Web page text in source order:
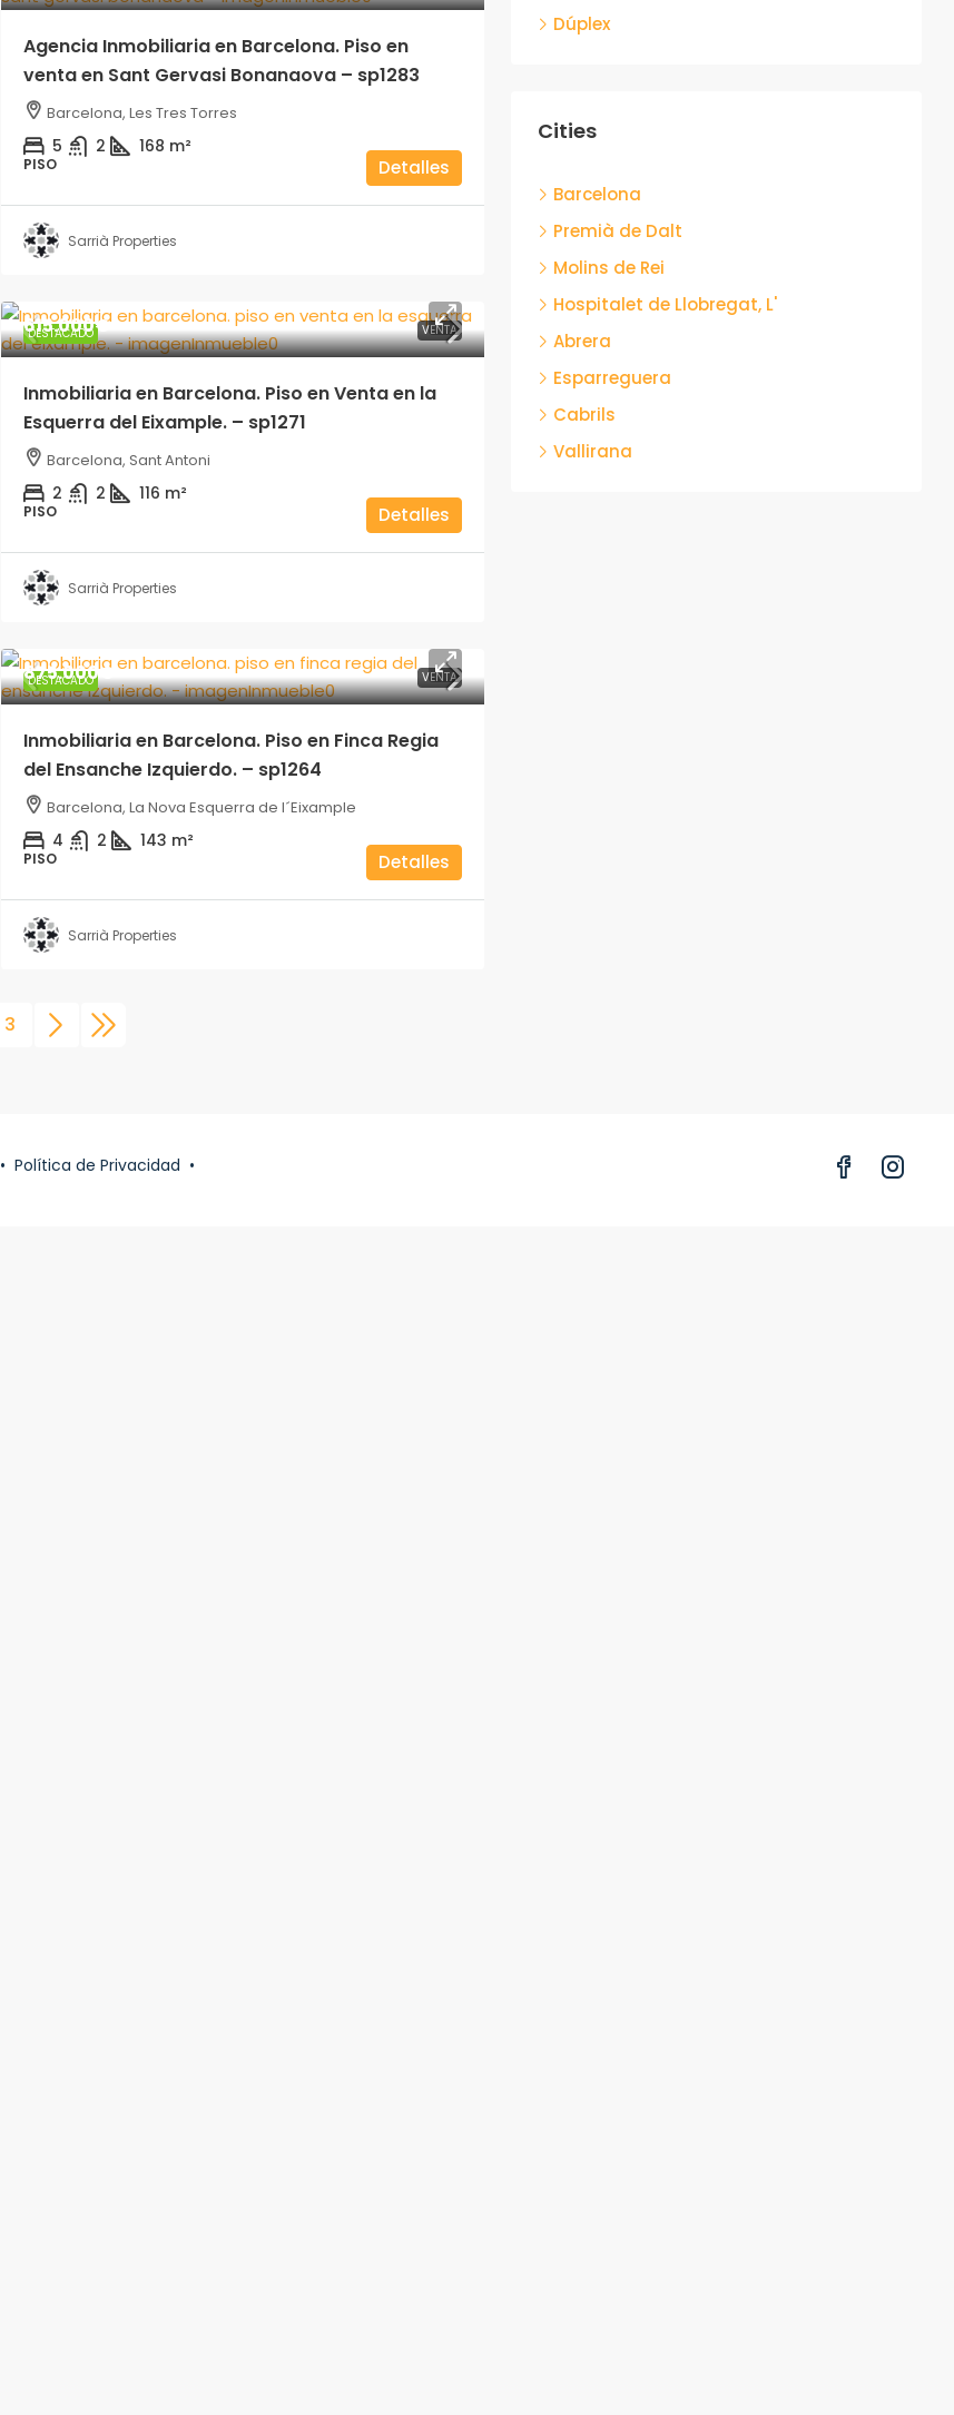
Agencia Inmobiliaria en Barcelona. Piso en
venta en Sant Gervasi Bonanaova – sp1283
Barcelona, Les Tres Torres
5 2 168 m²
PISO Detalles
Sarrià Properties
DESTACADO VENTA
615.000€
Inmobiliaria en Barcelona. Piso en Venta en la
Esquerra del Eixample. – sp1271
Barcelona, Sant Antoni
2 2 116 m²
PISO Detalles
Sarrià Properties
DESTACADO VENTA
875.000€
Inmobiliaria en Barcelona. Piso en Finca Regia
del Ensanche Izquierdo. – sp1264
Barcelona, La Nova Esquerra de l´Eixample
4 2 143 m²
PISO Detalles
Sarrià Properties
3
Dúplex
Cities
Barcelona
Premià de Dalt
Molins de Rei
Hospitalet de Llobregat, L'
Abrera
Esparreguera
Cabrils
Vallirana
• Política de Privacidad •